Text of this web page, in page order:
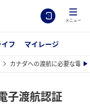
メニュー
フ マイレージ
カナダへの渡航に必要な電子
子渡航認証